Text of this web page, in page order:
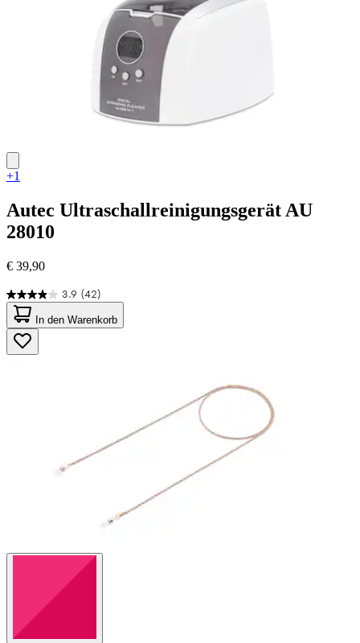
+1
Autec Ultraschallreinigungsgerät AU
28010
€ 39,90
3.9 (42)
3.9
von
5
Sternen.
42
In den Warenkorb